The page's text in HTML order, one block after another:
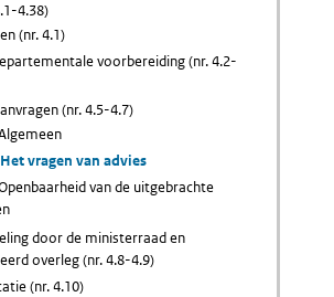
4.38)
(nr. 4.1)
voorbereiding (nr. 4.2-
(nr. 4.5-4.7)
vragen van advies
van de uitgebrachte
door de ministerraad en
overleg (nr. 4.8-4.9)
(nr. 4.10)